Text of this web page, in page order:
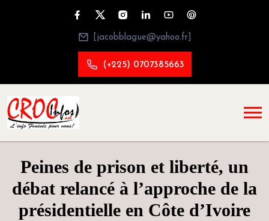
[jacobblague@yahoo.fr]
(+225) 0707385663
Peines de prison et liberté, un
débat relancé à l’approche de la
présidentielle en Côte d’Ivoire